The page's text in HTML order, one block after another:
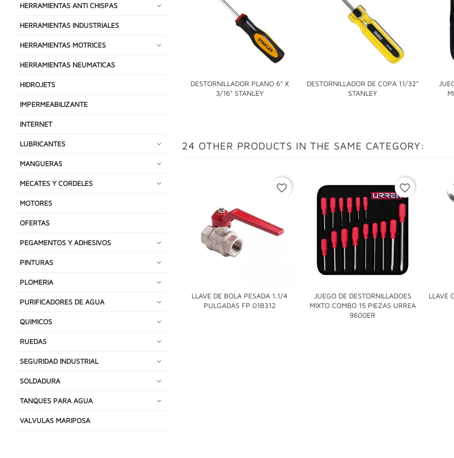
HERRAMIENTAS ANTI CHISPAS
HERRAMIENTAS INDUSTRIALES
HERRAMIENTAS MOTRICES
HERRAMIENTAS NEUMATICAS
HIDROJETS
IMPERMEABILIZANTE
INTERNET
LUBRICANTES
MANGUERAS
MECATES Y CORDELES
MOTORES
OFERTAS
PEGAMENTOS Y ADHESIVOS
PINTURAS
PLOMERIA
PURIFICADORES DE AGUA
QUIMICOS
RUEDAS
SEGURIDAD INDUSTRIAL
SOLDADURA
TANQUES PARA AGUA
VALVULAS MARIPOSA
DESTORNILLADOR PLANO 6" X
3/16" STANLEY

DESTORNILLADOR DE COPA 11/32"
STANLEY

24 OTHER PRODUCTS IN THE SAME CATEGORY:
LLAVE DE BOLA PESADA 1.1/4
PULGADAS FP 01B312

favorite_border
JUEGO DE DESTORNILLADOES
MIXTO COMBO 15 PIEZAS URREA
9600ER

favorite_border
LLAVE